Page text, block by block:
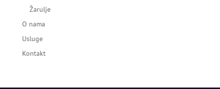
Žarulje
O nama
Usluge
Kontakt